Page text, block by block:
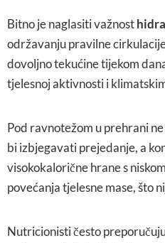
Bitno je naglasiti važnost
održavanju pravilne
dovoljno tekućine tijekom
tjelesnoj aktivnosti i
Pod ravnotežom u prehrani
bi izbjegavati prejedanje, a
visokokalorične hrane s
povećanja tjelesne mase, što
Nutricionisti često